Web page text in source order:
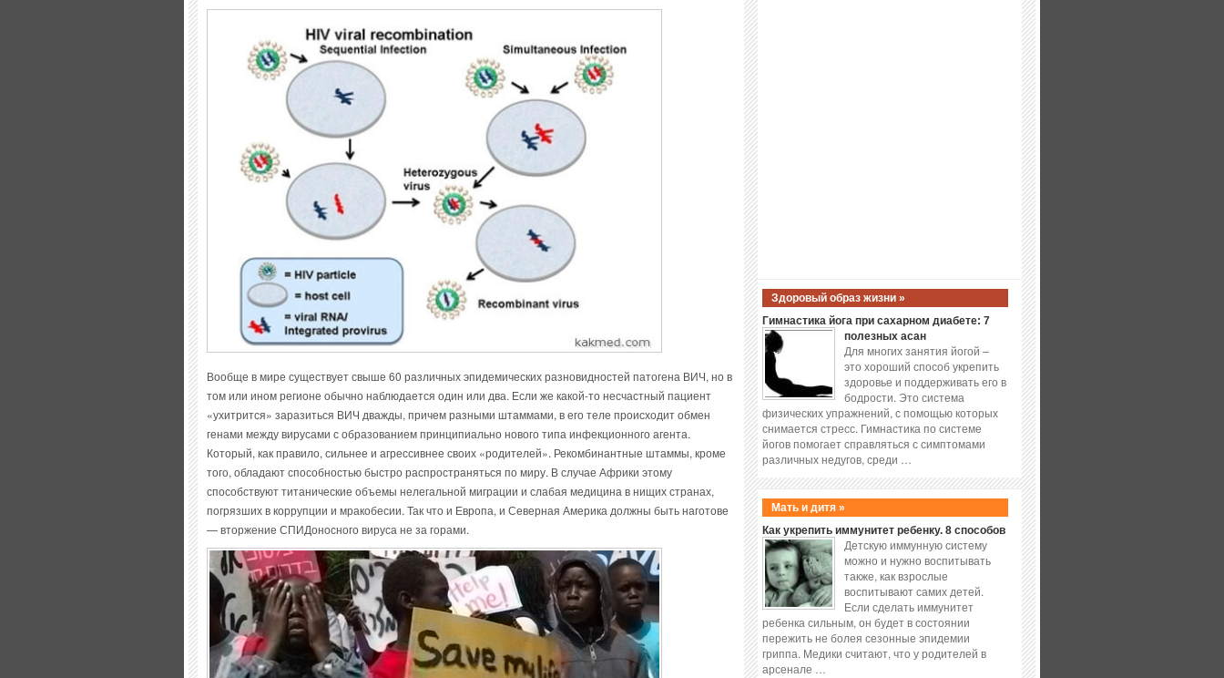
Вообще в мире существует свыше 60 различных эпидемических разновидностей патогена ВИЧ, но в
том или ином регионе обычно наблюдается один или два. Если же какой-то несчастный пациент
«ухитрится» заразиться ВИЧ дважды, причем разными штаммами, в его теле происходит обмен
генами между вирусами с образованием принципиально нового типа инфекционного агента.
Который, как правило, сильнее и агрессивнее своих «родителей». Рекомбинантные штаммы, кроме
того, обладают способностью быстро распространяться по миру. В случае Африки этому
способствуют титанические объемы нелегальной миграции и слабая медицина в нищих странах,
погрязших в коррупции и мракобесии. Так что и Европа, и Северная Америка должны быть наготове
— вторжение СПИДоносного вируса не за горами.
Здоровый образ жизни »
Гимнастика йога при сахарном диабете: 7
полезных асан
Для многих занятия йогой –
это хороший способ укрепить
здоровье и поддерживать его в
бодрости. Это система
физических упражнений, с помощью которых
снимается стресс. Гимнастика по системе
йогов помогает справляться с симптомами
различных недугов, среди …
Мать и дитя »
Как укрепить иммунитет ребенку. 8 способов
Детскую иммунную систему
можно и нужно воспитывать
также, как взрослые
воспитывают самих детей.
Если сделать иммунитет
ребенка сильным, он будет в состоянии
пережить не болея сезонные эпидемии
гриппа. Медики считают, что у родителей в
арсенале …